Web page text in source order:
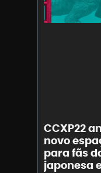
CCXP22
novo
para fãs
japonesa